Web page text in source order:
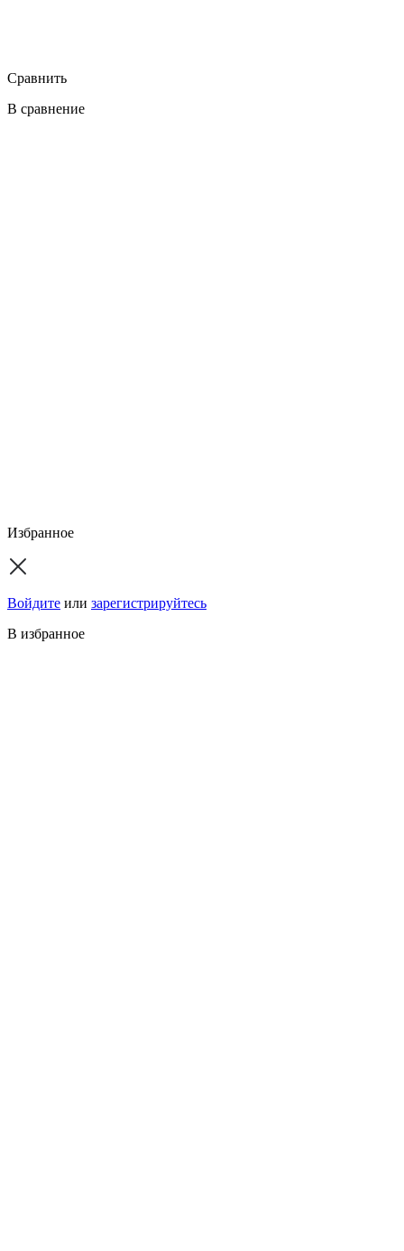
Сравнить
В сравнение
Избранное
Войдите или зарегистрируйтесь
В избранное